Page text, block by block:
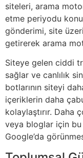
siteleri, arama
etme periyodu
gönderimi, site
getirerek arama
Siteye gelen ciddi
sağlar ve canlılık
botlarının siteyi
içeriklerin daha
kolaylaştırır. Daha
veya bloglar için
Google’da